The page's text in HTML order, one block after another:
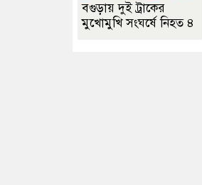
বগুড়ায় দুই ট্রাকের
মুখোমুখি সংঘর্ষে নিহত ৪